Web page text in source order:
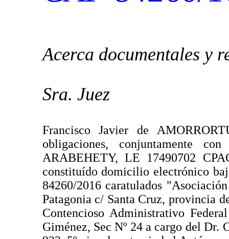
Acerca documentales y
Sra. Juez
Francisco Javier de
obligaciones, conjuntamente
ARABEHETY, LE 17490702
constituído domicilio electrónico
84260/2016 caratulados
Patagonia c/ Santa Cruz, provincia
Contencioso Administrativo
Giménez, Sec Nº 24 a cargo del